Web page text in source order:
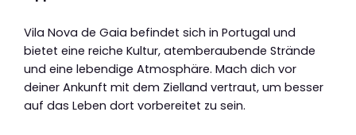
Vila Nova de Gaia befindet sich in Portugal und
bietet eine reiche Kultur, atemberaubende Strände
und eine lebendige Atmosphäre. Mach dich vor
deiner Ankunft mit dem Zielland vertraut, um besser
auf das Leben dort vorbereitet zu sein.